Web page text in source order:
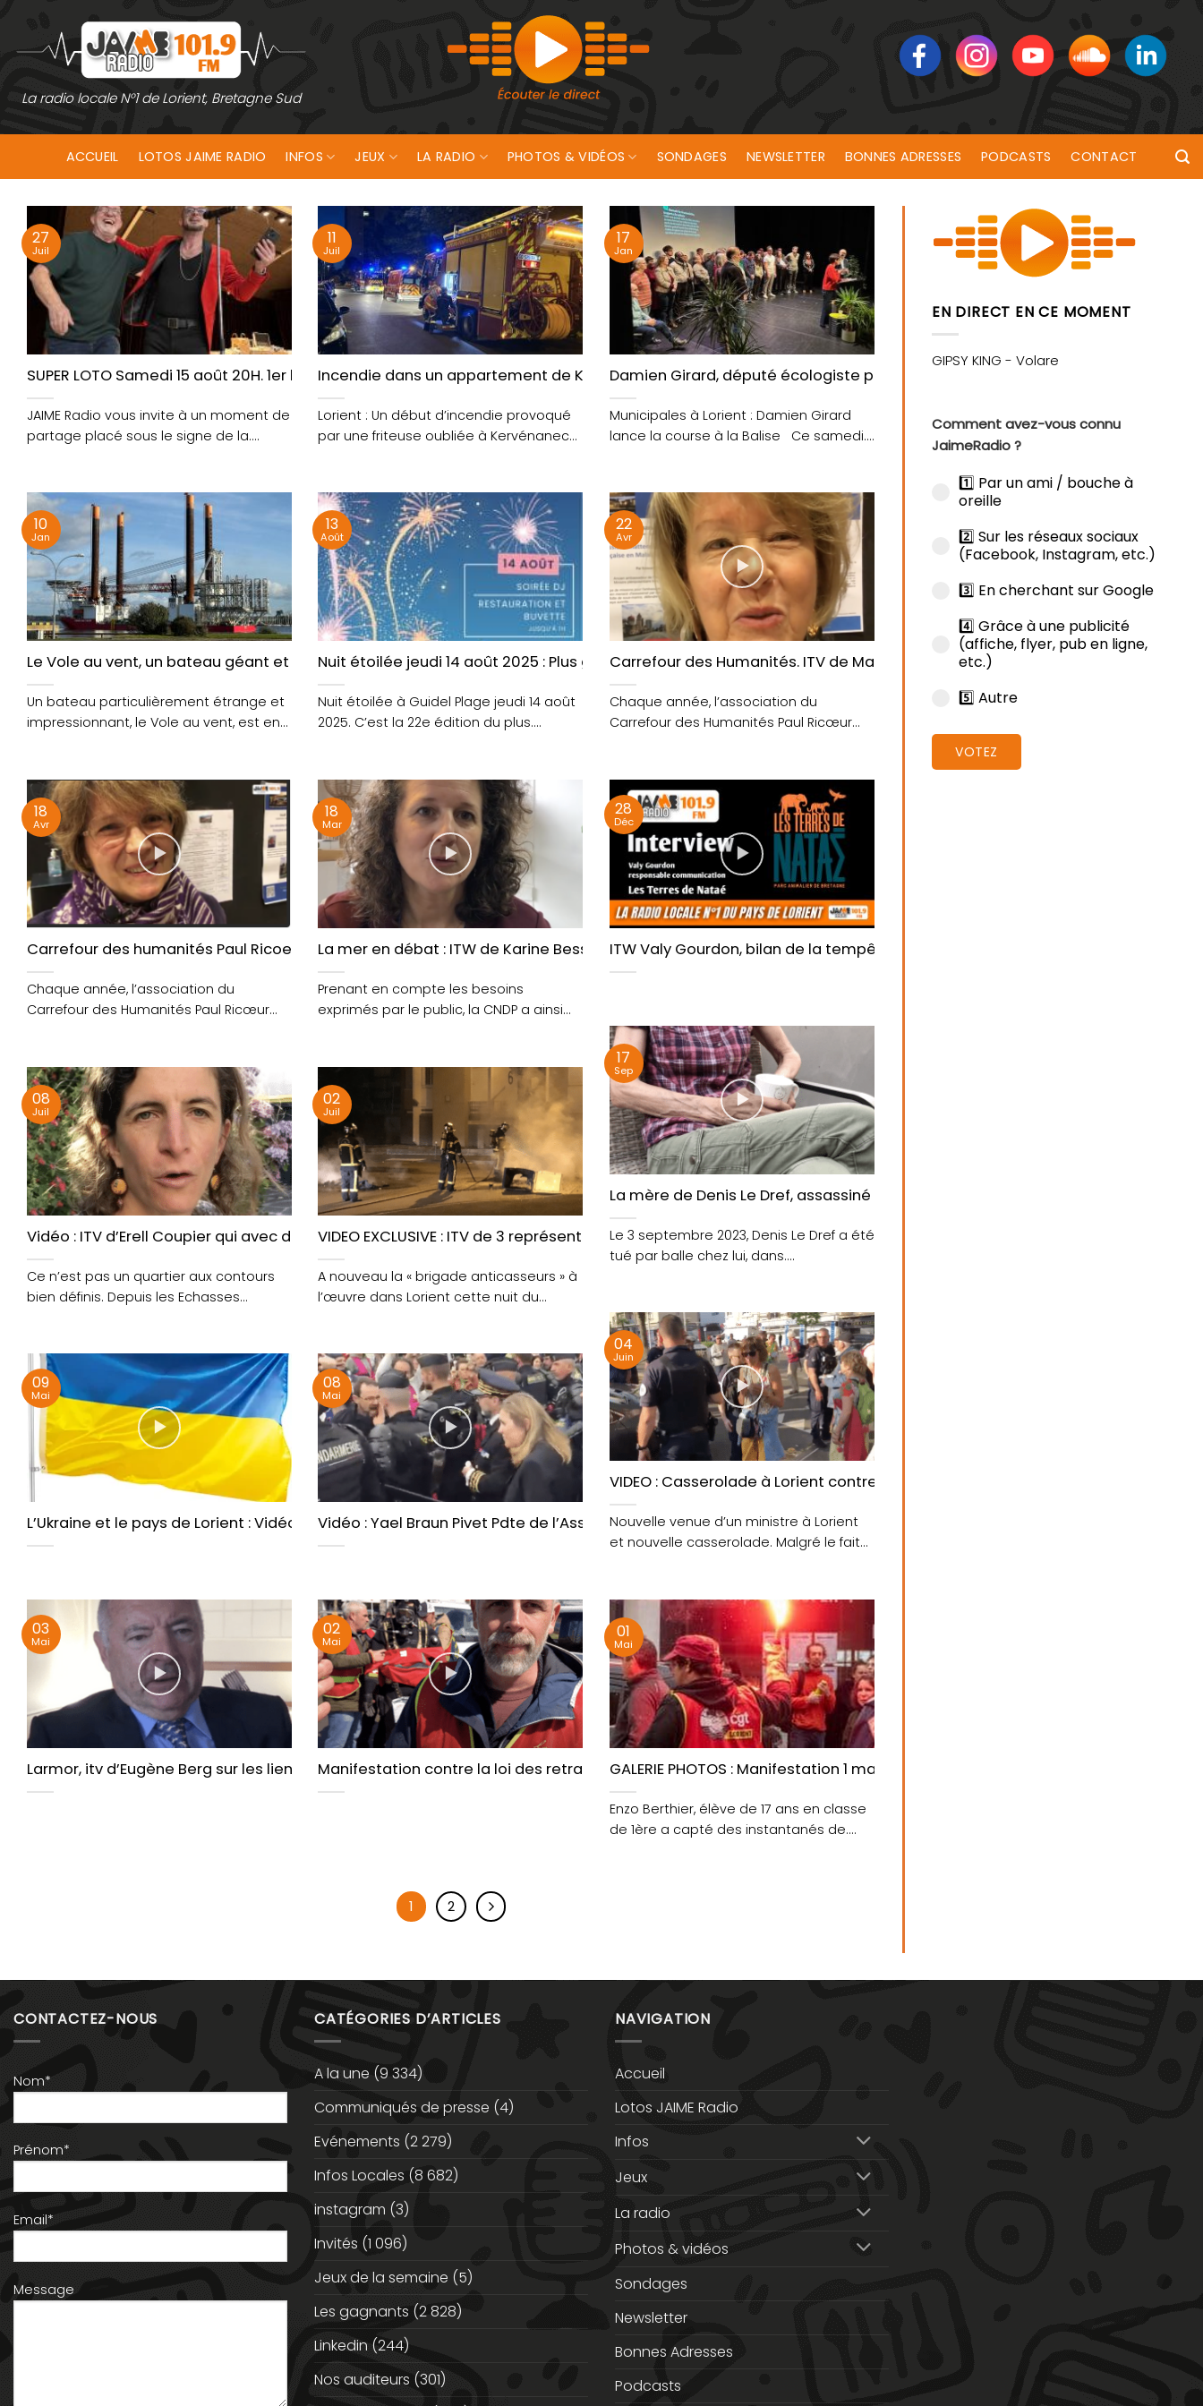
contenu
La radio locale N°1 de Lorient, Bretagne Sud
ACCUEIL LOTOS JAIME RADIO INFOS JEUX LA RADIO PHOTOS & VIDÉOS SONDAGES NEWSLETTER BONNES ADRESSES PODCASTS CONTACT
SUPER LOTO Samedi 15 août 20H. 1er lot 1 500 €/ Aux pauses animation musicale avec Christophe Pâris
JAIME Radio vous invite à un moment de
partage placé sous le signe de la....
27
Juil
Incendie dans un appartement de Kervenanec à Lorient !
Lorient : Un début d’incendie provoqué
par une friteuse oubliée à Kervénanec
11
Juil
Damien Girard, député écologiste présente sa liste pour les municipales de
Municipales à Lorient : Damien Girard
lance la course à la Balise Ce samedi....
17
Jan
Le Vole au vent, un bateau géant et étrange à découvrir au port de commerce
Un bateau particulièrement étrange et
impressionnant, le Vole au vent, est en
10
Jan
Nuit étoilée jeudi 14 août 2025 : Plus grand spectacle pyrotechnique de Bretagne
Nuit étoilée à Guidel Plage jeudi 14 août
2025. C’est la 22e édition du plus....
13
Août
Carrefour des Humanités. ITV de Marie-Françoise Breton
Chaque année, l’association du
Carrefour des Humanités Paul Ricœur
22
Avr
Carrefour des humanités Paul Ricoeur : Interview de Marie françoise Couvenhes.
Chaque année, l’association du
Carrefour des Humanités Paul Ricœur
18
Avr
La mer en débat : ITW de Karine Besses, déléguée régionale Bretagne CNDP. Mars 2024
Prenant en compte les besoins
exprimés par le public, la CNDP a ainsi
18
Mar
ITW Valy Gourdon, bilan de la tempête Ciaran dans le parc animalier Terres de
28
Déc
La mère de Denis Le Dref, assassiné le 3 septembre dans sa chambre à
Le 3 septembre 2023, Denis Le Dref a été
tué par balle chez lui, dans....
17
Sep
Vidéo : ITV d’Erell Coupier qui avec des voisins organisent une fête de quartier à Lorient le dimanche 9 juillet.
Ce n’est pas un quartier aux contours
bien définis. Depuis les Echasses
08
Juil
VIDEO EXCLUSIVE : ITV de 3 représentants de la »brigade anti casseurs » à Lorient, dimanche 2 juillet 2023
A nouveau la « brigade anticasseurs » à
l’œuvre dans Lorient cette nuit du
02
Juil
VIDEO : Casserolade à Lorient contre M Pap Ndiaye, Ministre de l’éducation
Nouvelle venue d’un ministre à Lorient
et nouvelle casserolade. Malgré le fait
04
Juin
L’Ukraine et le pays de Lorient : Vidéos de divers intervenants de Larmor Plage
09
Mai
Vidéo : Yael Braun Pivet Pdte de l’Assemblée Nationale accueillie à la BAN par une casserolade
08
Mai
Larmor, itv d’Eugène Berg sur les liens entre l’Ukraine et le pays de Lorient
03
Mai
Manifestation contre la loi des retraites : les scaphandriers de Naval Group
02
Mai
GALERIE PHOTOS : Manifestation 1 mai 2023 à Lorient : le regard d’un lycéen de 17
Enzo Berthier, élève de 17 ans en classe
de 1ère a capté des instantanés de....
01
Mai
1 2
EN DIRECT EN CE MOMENT
Comment avez-vous connu
JaimeRadio ?
1️⃣ Par un ami / bouche à
oreille
2️⃣ Sur les réseaux sociaux
(Facebook, Instagram, etc.)
3️⃣ En cherchant sur Google
4️⃣ Grâce à une publicité
(affiche, flyer, pub en ligne,
etc.)
5️⃣ Autre
VOTEZ
CONTACTEZ-NOUS
Nom*
Prénom*
Email*
Message
CATÉGORIES D’ARTICLES
A la une (9 334)
Communiqués de presse (4)
Evénements (2 279)
Infos Locales (8 682)
instagram (3)
Invités (1 096)
Jeux de la semaine (5)
Les gagnants (2 828)
Linkedin (244)
Nos auditeurs (301)
NAVIGATION
Accueil
Lotos JAIME Radio
Infos
Jeux
La radio
Photos & vidéos
Sondages
Newsletter
Bonnes Adresses
Podcasts